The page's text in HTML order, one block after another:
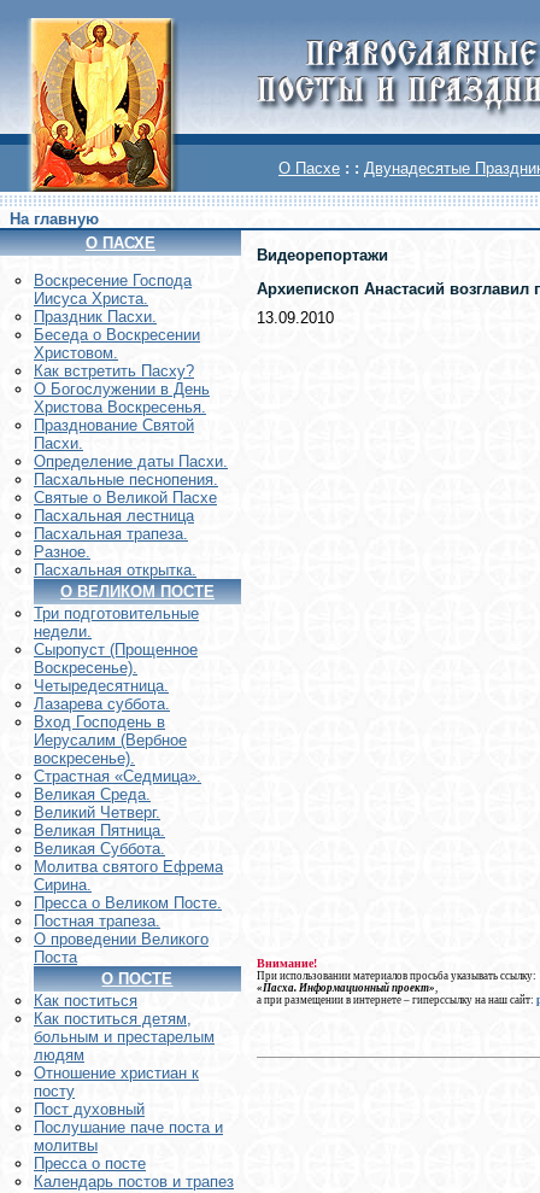
О Пасхе : : Двунадесятые
На главную
О ПАСХЕ
Воскреcение Господа
Иисуса Христа.
Праздник Пасхи.
Беседа о Воскресении
Христовом.
Как встретить Пасху?
О Богослужении в День
Христова Воскресенья.
Празднование Святой
Пасхи.
Определение даты Пасхи.
Пасхальные песнопения.
Святые о Великой Пасхе
Пасхальная лестница
Пасхальная трапеза.
Разное.
Пасхальная открытка.
О ВЕЛИКОМ ПОСТЕ
Три подготовительные
недели.
Сыропуст (Прощенное
Воскресенье).
Четыредесятница.
Лазарева суббота.
Вход Господень в
Иерусалим (Вербное
воскресенье).
Страстная «Седмица».
Великая Среда.
Великий Четверг.
Великая Пятница.
Великая Суббота.
Молитва святого Ефрема
Сирина.
Пресса о Великом Посте.
Постная трапеза.
О проведении Великого
Поста
О ПОСТЕ
Как поститься
Как поститься детям,
больным и престарелым
людям
Отношение христиан к
посту
Пост духовный
Послушание паче поста и
молитвы
Пресса о посте
Календарь постов и трапез
Видеорепортажи
Архиепископ Анастасий
13.09.2010
Внимание!
При использовании материалов просьба указывать ссылку:
«Пасха. Информационный проект»,
а при размещении в интернете – гиперссылку на наш сайт: